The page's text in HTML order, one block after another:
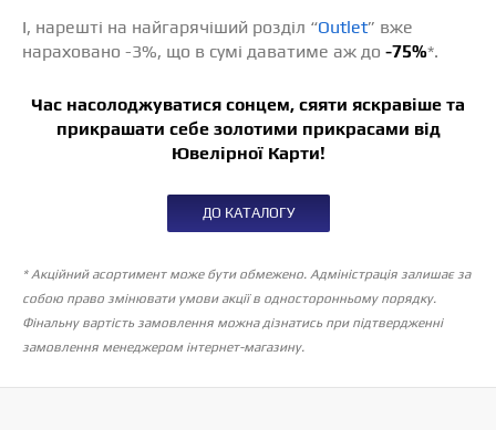
І, нарешті на найгарячіший розділ “Outlet” вже
нараховано -3%, що в сумі даватиме аж до -75%*.
Час насолоджуватися сонцем, сяяти яскравіше та
прикрашати себе золотими прикрасами від
Ювелірної Карти!
ДО КАТАЛОГУ
* Акційний асортимент може бути обмежено. Адміністрація залишає за
собою право змінювати умови акції в односторонньому порядку.
Фінальну вартість замовлення можна дізнатись при підтвердженні
замовлення менеджером інтернет-магазину.